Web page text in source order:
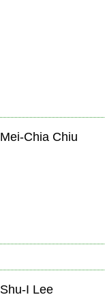
Mei-Chia Chiu
Shu-I Lee